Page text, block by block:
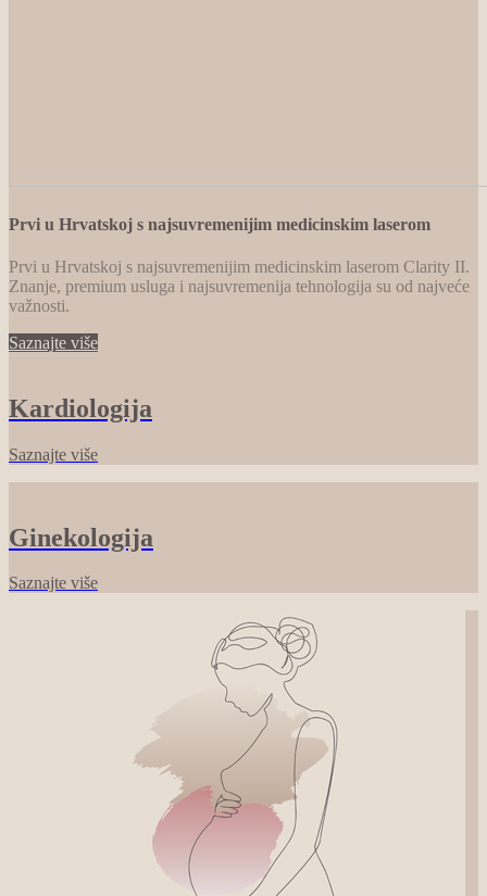
Prvi u Hrvatskoj s najsuvremenijim medicinskim laserom
Prvi u Hrvatskoj s najsuvremenijim medicinskim laserom Clarity II.
Znanje, premium usluga i najsuvremenija tehnologija su od najveće
važnosti.
Saznajte više
Kardiologija
Saznajte više
Ginekologija
Saznajte više